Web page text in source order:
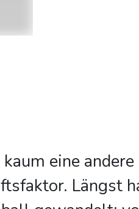
eine
Längst